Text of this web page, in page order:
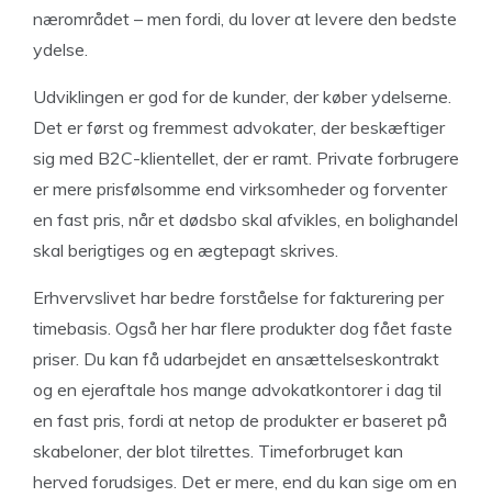
nærområdet – men fordi, du lover at levere den bedste
ydelse.
Udviklingen er god for de kunder, der køber ydelserne.
Det er først og fremmest advokater, der beskæftiger
sig med B2C-klientellet, der er ramt. Private forbrugere
er mere prisfølsomme end virksomheder og forventer
en fast pris, når et dødsbo skal afvikles, en bolighandel
skal berigtiges og en ægtepagt skrives.
Erhvervslivet har bedre forståelse for fakturering per
timebasis. Også her har flere produkter dog fået faste
priser. Du kan få udarbejdet en ansættelseskontrakt
og en ejeraftale hos mange advokatkontorer i dag til
en fast pris, fordi at netop de produkter er baseret på
skabeloner, der blot tilrettes. Timeforbruget kan
herved forudsiges. Det er mere, end du kan sige om en